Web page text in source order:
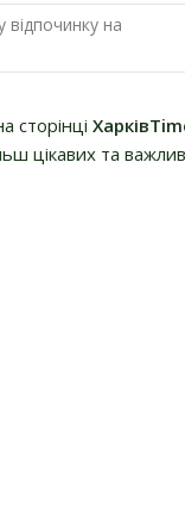
на
сторінці
цікавих та